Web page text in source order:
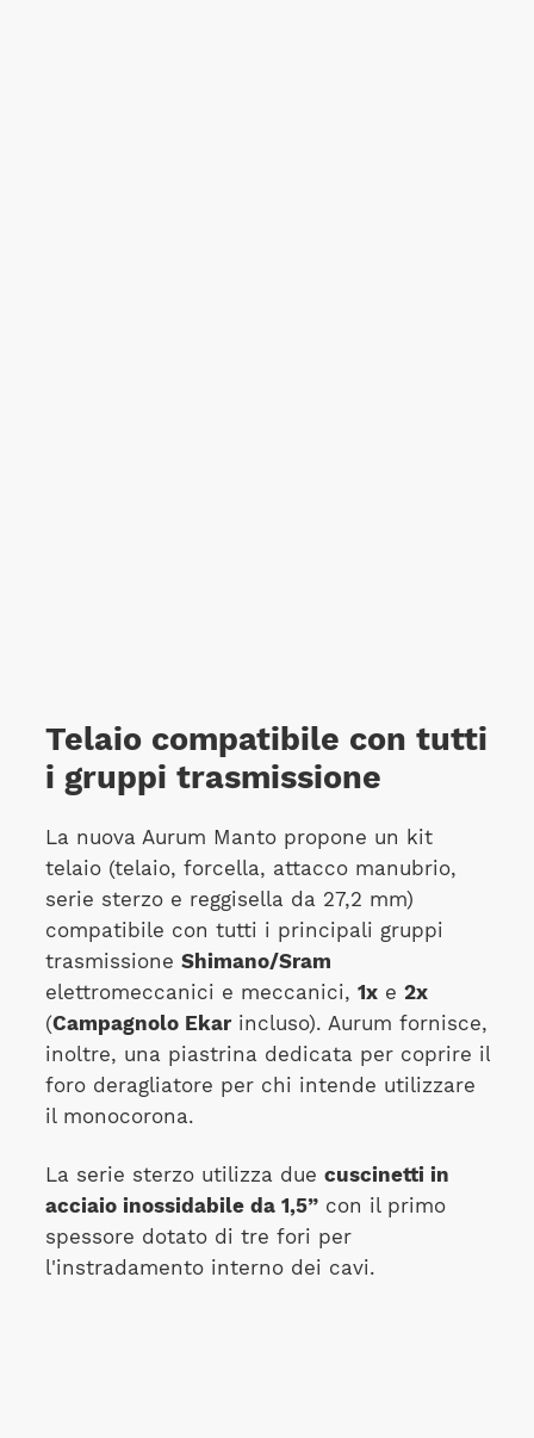
Telaio compatibile con tutti
i gruppi trasmissione
La nuova Aurum Manto propone un kit
telaio (telaio, forcella, attacco manubrio,
serie sterzo e reggisella da 27,2 mm)
compatibile con tutti i principali gruppi
trasmissione Shimano/Sram
elettromeccanici e meccanici, 1xe 2x
(Campagnolo Ekarincluso). Aurum fornisce,
inoltre, una piastrina dedicata per coprire il
foro deragliatore per chi intende utilizzare
il monocorona.
La serie sterzo utilizza due cuscinetti in
acciaio inossidabile da 1,5”con il primo
spessore dotato di tre fori per
l'instradamento interno dei cavi.